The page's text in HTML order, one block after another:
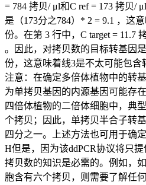
= 784 拷贝/ μl和C ref = 173 拷贝/
是（173分之784）* 2 = 9.1 ，这
份。在第 3 行中，C target = 11.7
。因此，对拷贝数的目标转基因
份，这意味着线3是不太可能包含
注意：在确定多倍体植物中的转
为单拷贝基因的内源基因可能存
四倍体植物的二倍体细胞中，典
个拷贝；因此，单拷贝半合子转
四分之一。上述方法也可用于确
H但是，因为该ddPCR协议将只
拷贝数的知识是必需的。例如，
胞含有六个拷贝，则需要了解任